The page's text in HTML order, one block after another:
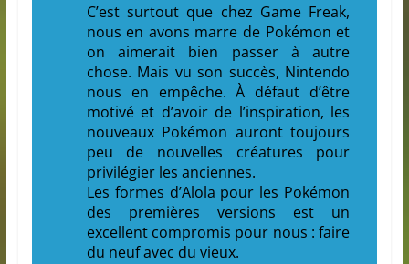
C’est surtout que chez Game Freak,
nous en avons marre de Pokémon et
on aimerait bien passer à autre
chose. Mais vu son succès, Nintendo
nous en empêche. À défaut d’être
motivé et d’avoir de l’inspiration, les
nouveaux Pokémon auront toujours
peu de nouvelles créatures pour
privilégier les anciennes.
Les formes d’Alola pour les Pokémon
des premières versions est un
excellent compromis pour nous : faire
du neuf avec du vieux.